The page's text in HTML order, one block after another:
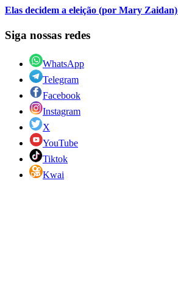
Elas decidem a eleição (por Mary Zaidan)
Siga nossas redes
WhatsApp
Telegram
Facebook
Instagram
X
YouTube
Tiktok
Kwai